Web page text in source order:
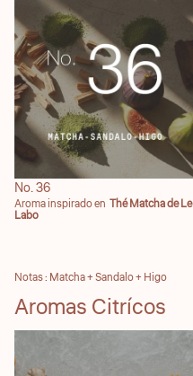
No. 36
No. 36
Aroma inspirado en Thé Matcha de Le
Labo
Notas : Matcha + Sandalo + Higo
Aromas Citrícos